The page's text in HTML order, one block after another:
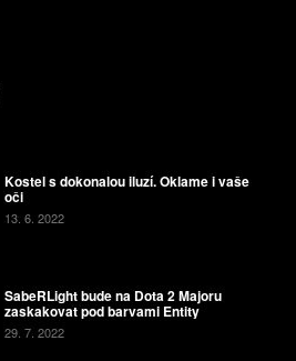
Kostel s dokonalou iluzí. Oklame i vaše
oči
13. 6. 2022
SabeRLight bude na Dota 2 Majoru
zaskakovat pod barvami Entity
29. 7. 2022